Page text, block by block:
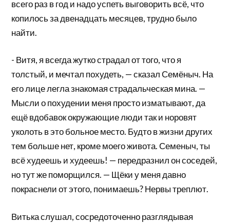
всего раз в год и надо успеть выговорить всё, что
копилось за двенадцать месяцев, трудно было
найти.
- Витя, я всегда жутко страдал от того, что я
толстый, и мечтал похудеть, — сказал Семёныч. На
его лице легла знакомая страдальческая мина. —
Мысли о похудении меня просто изматывают, да
ещё вдобавок окружающие люди так и норовят
уколоть в это больное место. Будто в жизни других
тем больше нет, кроме моего живота. Семеныч, ты
всё худеешь и худеешь! — передразнил он соседей,
но тут же поморщился. — Щёки у меня давно
покраснели от этого, понимаешь? Нервы треплют.
Витька слушал, сосредоточенно разглядывая